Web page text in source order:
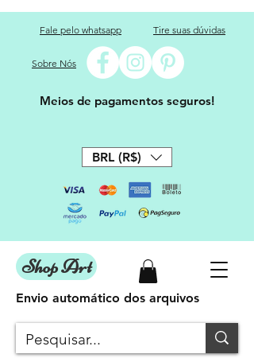
Fale pelo whatsapp Tire suas dúvidas
Sobre Nós
Meios de pagamentos seguros!
BRL (R$)
Shop Art
Envio automático dos arquivos